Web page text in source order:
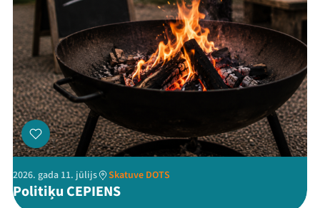
ThreadsFacebookYoutube
X Instagram
Flick TikTok
2026. gada 11. jūlijs Skatuve DOTS
Politiķu CEPIENS